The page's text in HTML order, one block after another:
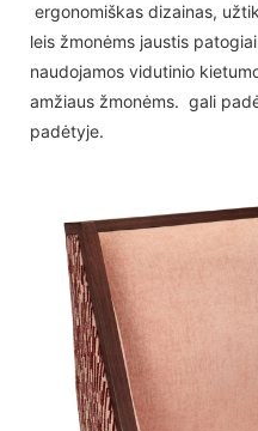
ergonomiškas dizainas,
leis žmonėms jaustis
naudojamos vidutinio
amžiaus žmonėms. gali
padėtyje.